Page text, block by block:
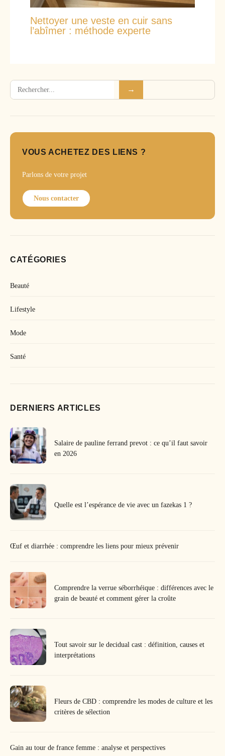
Nettoyer une veste en cuir sans
l’abîmer : méthode experte
Rechercher →
VOUS ACHETEZ DES LIENS ?
Parlons de votre projet
Nous contacter
CATÉGORIES
Beauté
Lifestyle
Mode
Santé
DERNIERS ARTICLES
Salaire de pauline ferrand prevot : ce qu’il faut savoir
en 2026
Quelle est l’espérance de vie avec un fazekas 1 ?
Œuf et diarrhée : comprendre les liens pour mieux prévenir
Comprendre la verrue séborrhéique : différences avec le
grain de beauté et comment gérer la croûte
Tout savoir sur le decidual cast : définition, causes et
interprétations
Fleurs de CBD : comprendre les modes de culture et les
critères de sélection
Gain au tour de france femme : analyse et perspectives